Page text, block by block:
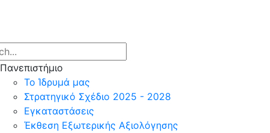
Πανεπιστήμιο
Το Ίδρυμά μας
Στρατηγικό Σχέδιο 2025 - 2028
Εγκαταστάσεις
Έκθεση Εξωτερικής Αξιολόγησης